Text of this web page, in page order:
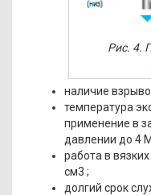
Рис. 4.
наличие
температура
применение в
давлении до 4
работа в
см3 ;
долгий срок